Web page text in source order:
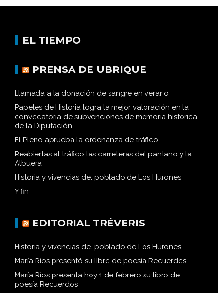
EL TIEMPO
PRENSA DE UBRIQUE
Llamada a la donación de sangre en verano
Papeles de Historia logra la mejor valoración en la
convocatoria de subvenciones de memoria histórica
de la Diputación
El Pleno aprueba la ordenanza de tráfico
Reabiertas al tráfico las carreteras del pantano y la
Albuera
Historia y vivencias del poblado de Los Hurones
Y fin
EDITORIAL TRÉVERIS
Historia y vivencias del poblado de Los Hurones
María Ríos presentó su libro de poesía Recuerdos
María Ríos presenta hoy 1 de febrero su libro de
poesía Recuerdos